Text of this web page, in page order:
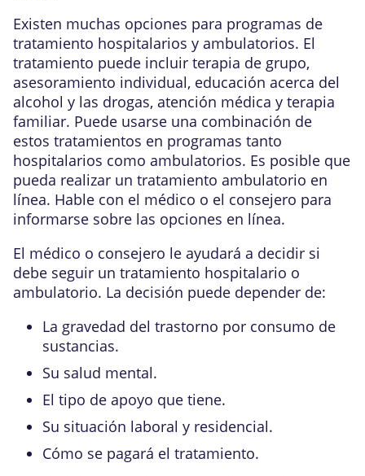
Existen muchas opciones para programas de
tratamiento hospitalarios y ambulatorios. El
tratamiento puede incluir terapia de grupo,
asesoramiento individual, educación acerca del
alcohol y las drogas, atención médica y terapia
familiar. Puede usarse una combinación de
estos tratamientos en programas tanto
hospitalarios como ambulatorios. Es posible que
pueda realizar un tratamiento ambulatorio en
línea. Hable con el médico o el consejero para
informarse sobre las opciones en línea.
El médico o consejero le ayudará a decidir si
debe seguir un tratamiento hospitalario o
ambulatorio. La decisión puede depender de:
La gravedad del trastorno por consumo de
sustancias.
Su salud mental.
El tipo de apoyo que tiene.
Su situación laboral y residencial.
Cómo se pagará el tratamiento.